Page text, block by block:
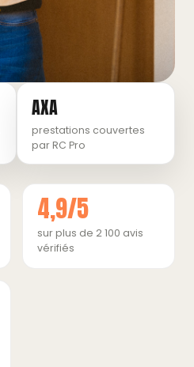
AXA
prestations couvertes
par RC Pro
4,9/5
sur plus de 2 100 avis
vérifiés